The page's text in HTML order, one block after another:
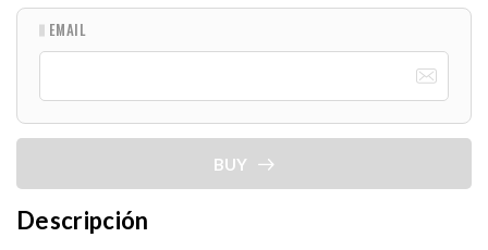
EMAIL
BUY
Descripción